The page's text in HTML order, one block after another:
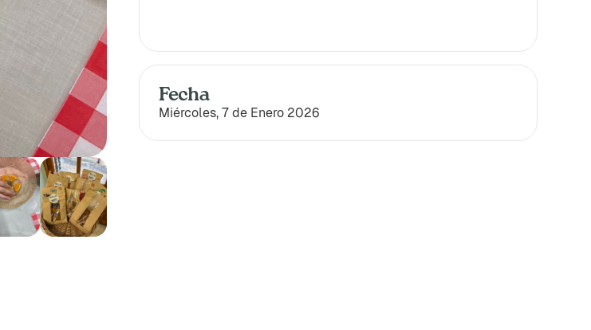
Fecha
Miércoles, 7 de Enero 2026